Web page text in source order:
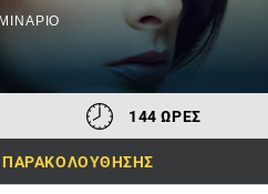
144 ΩΡΕΣ
ΠΑΡΑΚΟΛΟΥΘΗΣΗΣ